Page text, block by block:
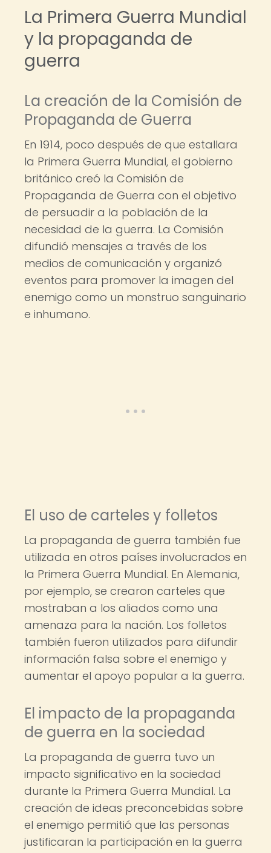
La Primera Guerra Mundial
y la propaganda de
guerra
La creación de la Comisión de
Propaganda de Guerra
En 1914, poco después de que estallara
la Primera Guerra Mundial, el gobierno
británico creó la Comisión de
Propaganda de Guerra con el objetivo
de persuadir a la población de la
necesidad de la guerra. La Comisión
difundió mensajes a través de los
medios de comunicación y organizó
eventos para promover la imagen del
enemigo como un monstruo sanguinario
e inhumano.
El uso de carteles y folletos
La propaganda de guerra también fue
utilizada en otros países involucrados en
la Primera Guerra Mundial. En Alemania,
por ejemplo, se crearon carteles que
mostraban a los aliados como una
amenaza para la nación. Los folletos
también fueron utilizados para difundir
información falsa sobre el enemigo y
aumentar el apoyo popular a la guerra.
El impacto de la propaganda
de guerra en la sociedad
La propaganda de guerra tuvo un
impacto significativo en la sociedad
durante la Primera Guerra Mundial. La
creación de ideas preconcebidas sobre
el enemigo permitió que las personas
justificaran la participación en la guerra